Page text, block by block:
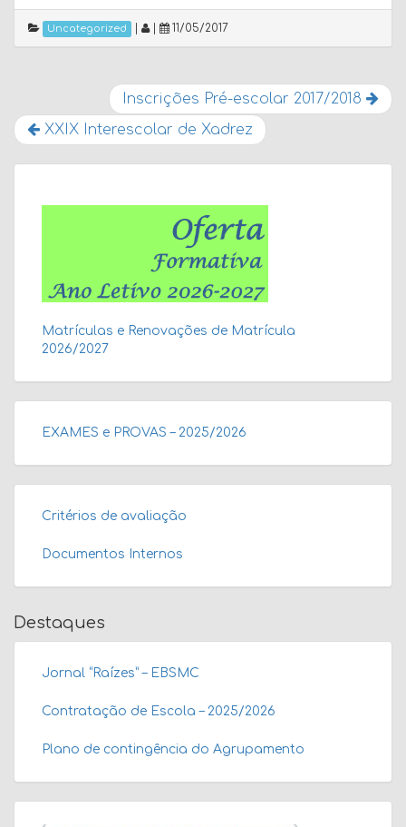
Uncategorized 11/05/2017
Inscrições Pré-escolar 2017/2018
XXIX Interescolar de Xadrez
Matrículas e Renovações de Matrícula
2026/2027
EXAMES e PROVAS – 2025/2026
Critérios de avaliação
Documentos Internos
Destaques
Jornal “Raízes” – EBSMC
Contratação de Escola – 2025/2026
Plano de contingência do Agrupamento